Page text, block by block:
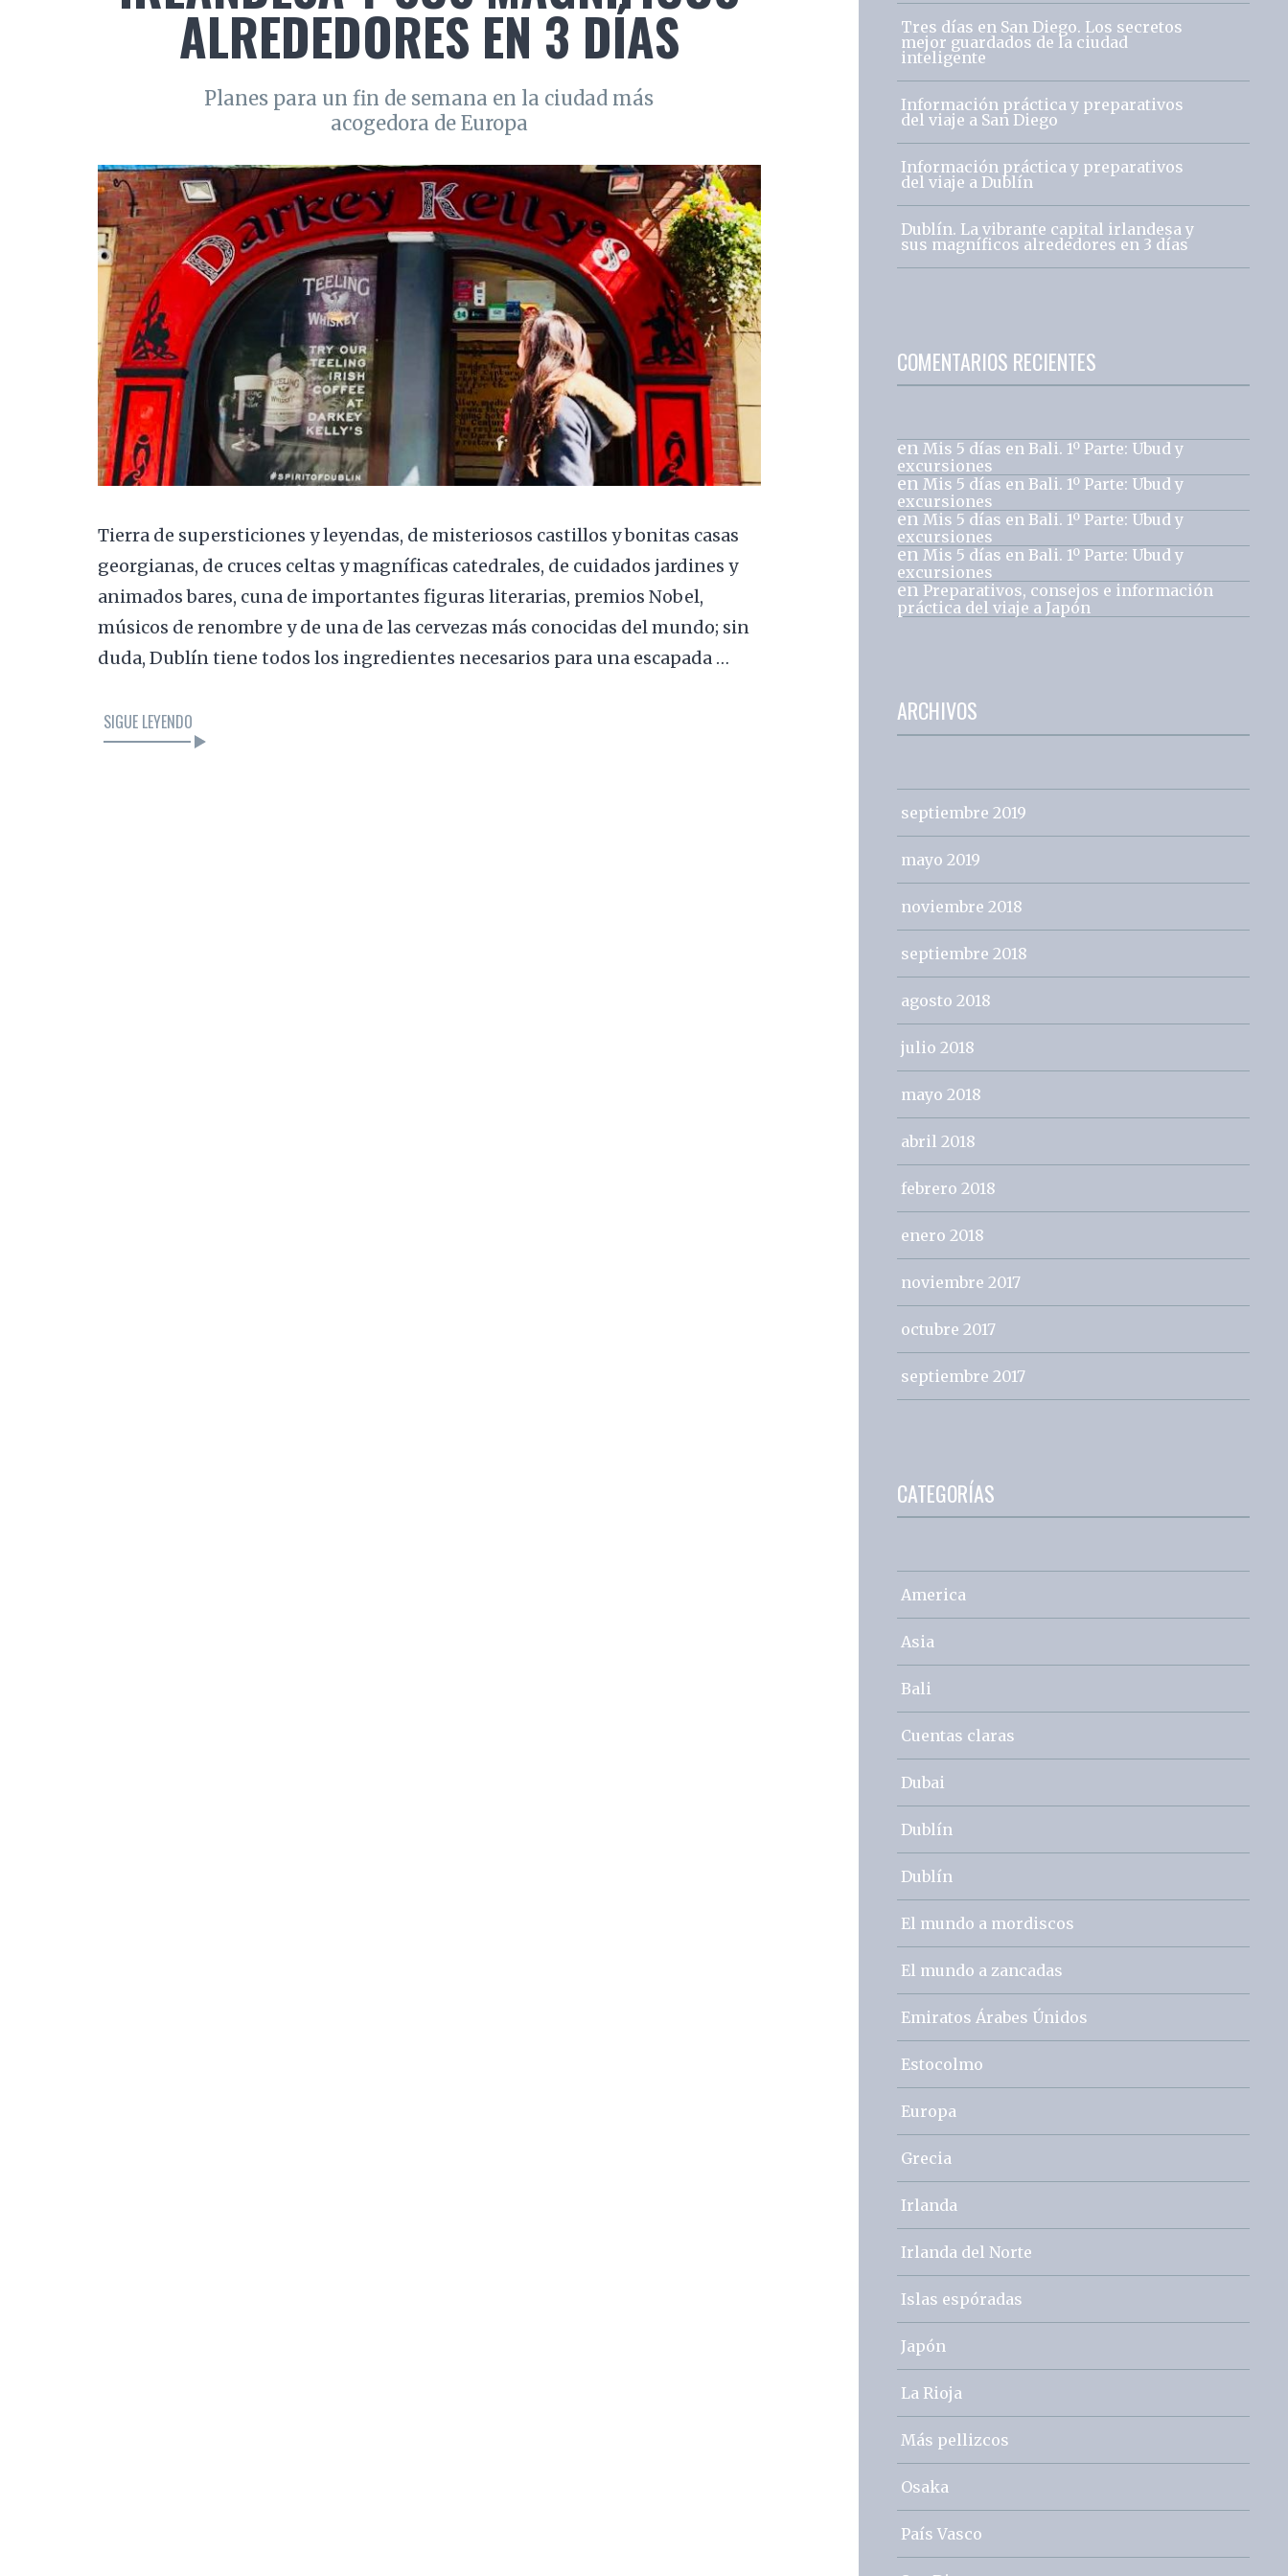
ALREDEDORES EN 3 DÍAS
Planes para un fin de semana en la ciudad más
acogedora de Europa
Tierra de supersticiones y leyendas, de misteriosos castillos y bonitas casas
georgianas, de cruces celtas y magníficas catedrales, de cuidados jardines y
animados bares, cuna de importantes figuras literarias, premios Nobel,
músicos de renombre y de una de las cervezas más conocidas del mundo; sin
duda, Dublín tiene todos los ingredientes necesarios para una escapada …
SIGUE LEYENDO
Tres días en San Diego. Los secretos
mejor guardados de la ciudad
inteligente
Información práctica y preparativos
del viaje a San Diego
Información práctica y preparativos
del viaje a Dublín
Dublín. La vibrante capital irlandesa y
sus magníficos alrededores en 3 días
COMENTARIOS RECIENTES
en Mis 5 días en Bali. 1º Parte: Ubud y
excursiones
en Mis 5 días en Bali. 1º Parte: Ubud y
excursiones
en Mis 5 días en Bali. 1º Parte: Ubud y
excursiones
en Mis 5 días en Bali. 1º Parte: Ubud y
excursiones
en Preparativos, consejos e información
práctica del viaje a Japón
ARCHIVOS
septiembre 2019
mayo 2019
noviembre 2018
septiembre 2018
agosto 2018
julio 2018
mayo 2018
abril 2018
febrero 2018
enero 2018
noviembre 2017
octubre 2017
septiembre 2017
CATEGORÍAS
America
Asia
Bali
Cuentas claras
Dubai
Dublín
Dublín
El mundo a mordiscos
El mundo a zancadas
Emiratos Árabes Únidos
Estocolmo
Europa
Grecia
Irlanda
Irlanda del Norte
Islas espóradas
Japón
La Rioja
Más pellizcos
Osaka
País Vasco